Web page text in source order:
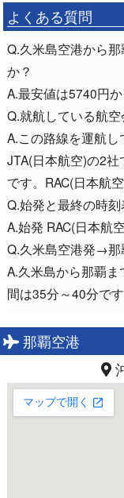
よくある質問
Q.久米島空港から
か？
A.最安値は5740円か
Q.就航している航
A.この路線を運航し
JTA(日本航空)の2
です。RAC(日本航
Q.始発と最終の時刻
A.始発 RAC(日本航
Q.久米島空港発→那
A.久米島から那覇
間は35分～40分です
那覇空港